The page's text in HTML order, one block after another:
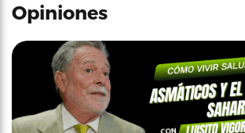
Opiniones